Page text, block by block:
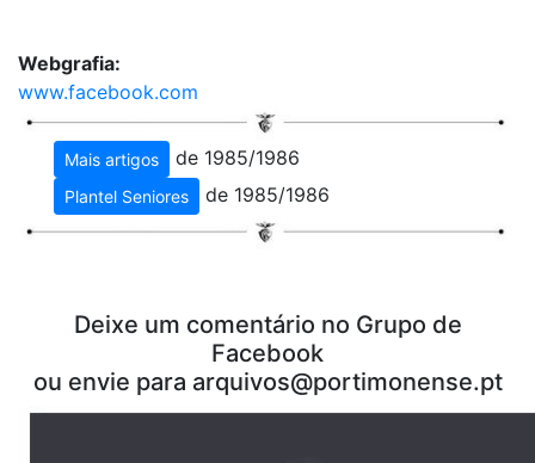
Webgrafia:
www.facebook.com
Mais artigos de 1985/1986
Plantel Seniores de 1985/1986
Deixe um comentário no Grupo de
Facebook
ou envie para arquivos@portimonense.pt